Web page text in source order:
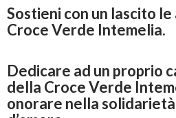
Sostieni con un lascito
Croce Verde Intemelia.
Dedicare ad un proprio
della Croce Verde
onorare nella